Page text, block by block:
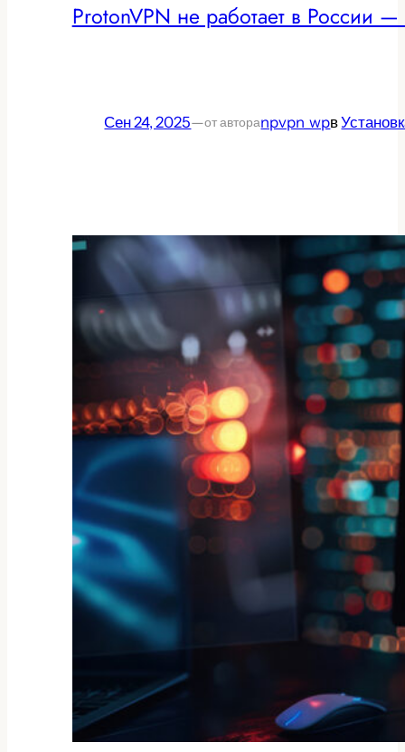
ProtonVPN не работает в России
Сен 24, 2025—от автораnpvpn_wpв